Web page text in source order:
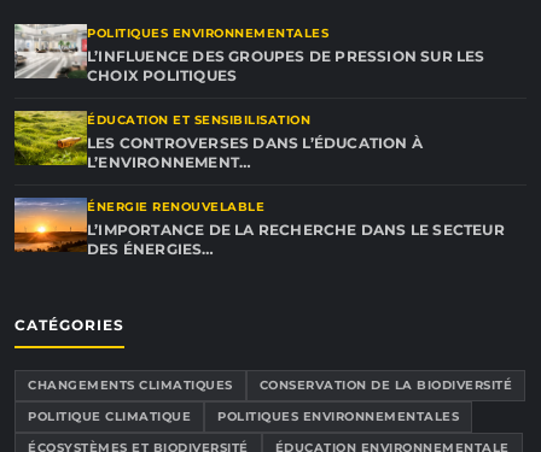
POLITIQUES ENVIRONNEMENTALES
L’INFLUENCE DES GROUPES DE PRESSION SUR LES
CHOIX POLITIQUES
ÉDUCATION ET SENSIBILISATION
LES CONTROVERSES DANS L’ÉDUCATION À
L’ENVIRONNEMENT…
ÉNERGIE RENOUVELABLE
L’IMPORTANCE DE LA RECHERCHE DANS LE SECTEUR
DES ÉNERGIES…
CATÉGORIES
CHANGEMENTS CLIMATIQUES
CONSERVATION DE LA BIODIVERSITÉ
POLITIQUE CLIMATIQUE
POLITIQUES ENVIRONNEMENTALES
ÉCOSYSTÈMES ET BIODIVERSITÉ
ÉDUCATION ENVIRONNEMENTALE